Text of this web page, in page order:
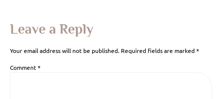
Leave a Reply
Your email address will not be published. Required fields are marked*
Comment*